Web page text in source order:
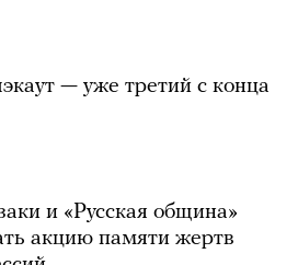
— уже третий с конца
и «Русская община»
акцию памяти жертв